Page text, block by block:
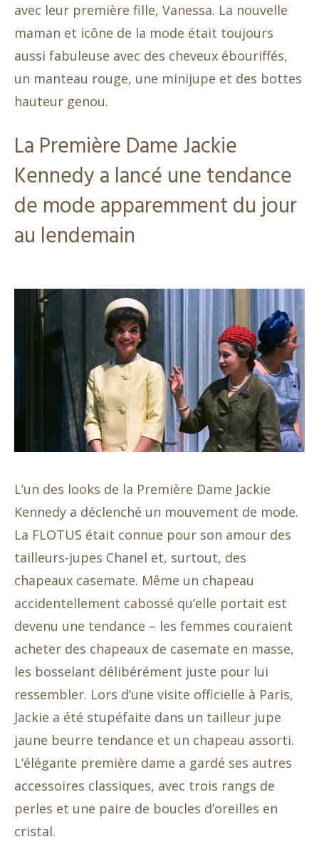
avec leur première fille, Vanessa. La nouvelle
maman et icône de la mode était toujours
aussi fabuleuse avec des cheveux ébouriffés,
un manteau rouge, une minijupe et des bottes
hauteur genou.
La Première Dame Jackie
Kennedy a lancé une tendance
de mode apparemment du jour
au lendemain
L’un des looks de la Première Dame Jackie
Kennedy a déclenché un mouvement de mode.
La FLOTUS était connue pour son amour des
tailleurs-jupes Chanel et, surtout, des
chapeaux casemate. Même un chapeau
accidentellement cabossé qu’elle portait est
devenu une tendance – les femmes couraient
acheter des chapeaux de casemate en masse,
les bosselant délibérément juste pour lui
ressembler. Lors d’une visite officielle à Paris,
Jackie a été stupéfaite dans un tailleur jupe
jaune beurre tendance et un chapeau assorti.
L’élégante première dame a gardé ses autres
accessoires classiques, avec trois rangs de
perles et une paire de boucles d’oreilles en
cristal.